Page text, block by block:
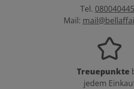
Tel.
Mail:
Treuepunkte
jedem